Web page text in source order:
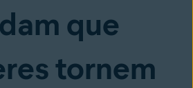
que
tornem